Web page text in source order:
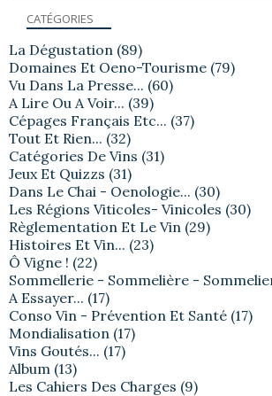
CATÉGORIES
La Dégustation (89)
Domaines Et Oeno-Tourisme (79)
Vu Dans La Presse... (60)
A Lire Ou A Voir... (39)
Cépages Français Etc... (37)
Tout Et Rien... (32)
Catégories De Vins (31)
Jeux Et Quizzs (31)
Dans Le Chai - Oenologie... (30)
Les Régions Viticoles- Vinicoles (30)
Règlementation Et Le Vin (29)
Histoires Et Vin... (23)
Ô Vigne ! (22)
Sommellerie - Sommelière -
A Essayer... (17)
Conso Vin - Prévention Et Santé (17)
Mondialisation (17)
Vins Goutés... (17)
Album (13)
Les Cahiers Des Charges (9)